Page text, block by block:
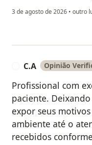
3 de agosto de 2026 • outro
C.A Opinião
Profissional com
paciente.
expor seus
ambiente até o
recebidos